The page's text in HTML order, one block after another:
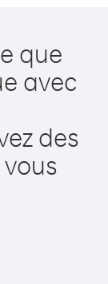
que
avec
des